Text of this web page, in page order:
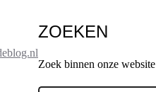
ZOEKEN
Zoek binnen onze website